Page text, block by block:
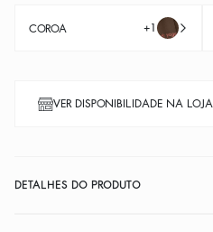
COROA +1
VER DISPONIBILIDADE NA LOJA
DETALHES DO PRODUTO